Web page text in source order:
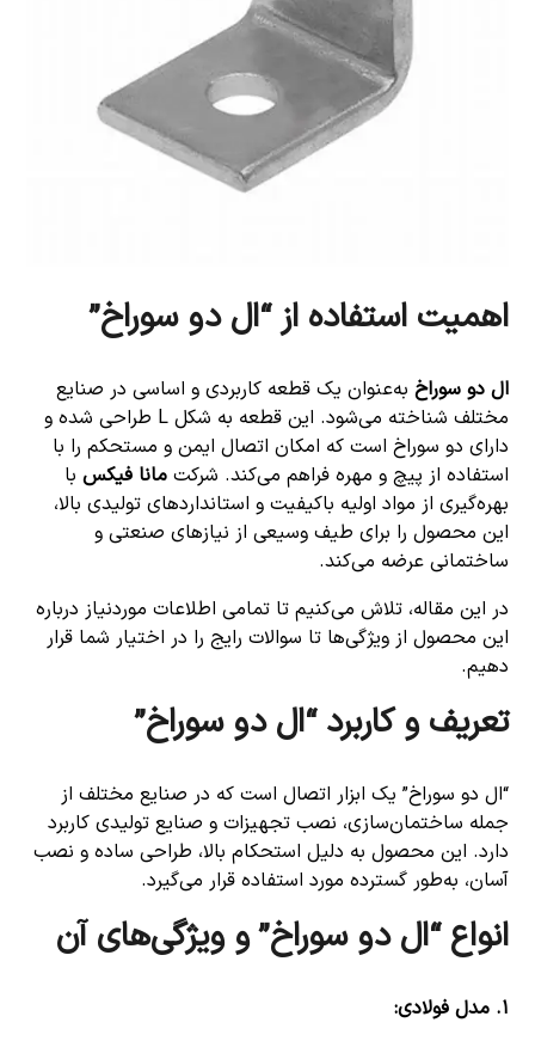
اهمیت استفاده از “ال دو سوراخ”
ال دو سوراخ به‌عنوان یک قطعه کاربردی و اساسی در صنایع
مختلف شناخته می‌شود. این قطعه به شکل L طراحی شده و
دارای دو سوراخ است که امکان اتصال ایمن و مستحکم را با
استفاده از پیچ و مهره فراهم می‌کند. شرکتمانا فیکس با
بهره‌گیری از مواد اولیه باکیفیت و استانداردهای تولیدی بالا،
این محصول را برای طیف وسیعی از نیازهای صنعتی و
ساختمانی عرضه می‌کند.
در این مقاله، تلاش می‌کنیم تا تمامی اطلاعات موردنیاز درباره
این محصول از ویژگی‌ها تا سوالات رایج را در اختیار شما قرار
دهیم.
تعریف و کاربرد “ال دو سوراخ”
“ال دو سوراخ” یک ابزار اتصال است که در صنایع مختلف از
جمله ساختمان‌سازی، نصب تجهیزات و صنایع تولیدی کاربرد
دارد. این محصول به دلیل استحکام بالا، طراحی ساده و نصب
آسان، به‌طور گسترده مورد استفاده قرار می‌گیرد.
انواع “ال دو سوراخ” و ویژگی‌های آن
۱. مدل فولادی: